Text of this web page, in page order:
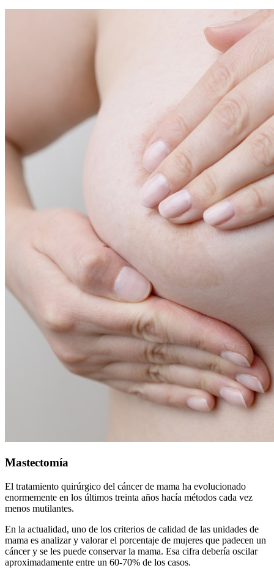
Mastectomía
El tratamiento quirúrgico del cáncer de mama ha evolucionado
enormemente en los últimos treinta años hacía métodos cada vez
menos mutilantes.
En la actualidad, uno de los criterios de calidad de las unidades de
mama es analizar y valorar el porcentaje de mujeres que padecen un
cáncer y se les puede conservar la mama. Esa cifra debería oscilar
aproximadamente entre un 60-70% de los casos.